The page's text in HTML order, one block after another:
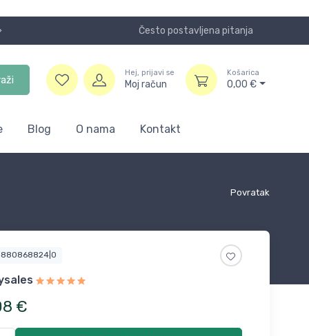
Često postavljena pitanja
Hej, prijavi se
Moj račun
Košarica
0,00 €
Blog O nama Kontakt
Povratak
€